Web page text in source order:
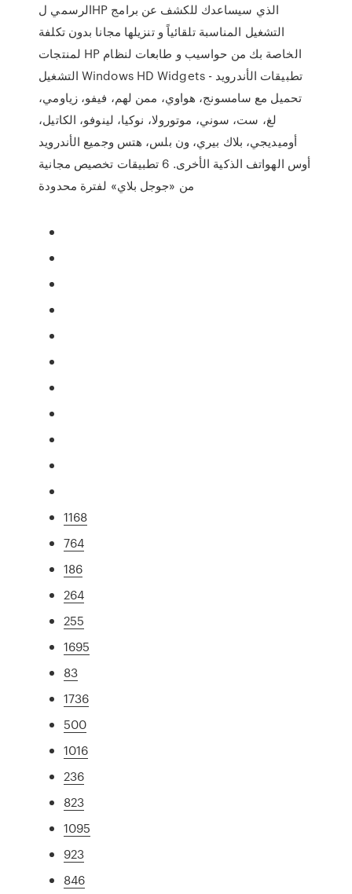
الرسمي لHP الذي سيساعدك للكشف عن برامج
التشغيل المناسبة تلقائياً و تنزيلها مجانا بدون تكلفة
لمنتجات HP الخاصة بك من حواسيب و طابعات لنظام
التشغيل Windows HD Widgets تطبيقات الأندرويد -
تحميل مع سامسونج، هواوي، ممن لهم، فيفو، زياومي،
لغ، ست، سوني، موتورولا، نوكيا، لينوفو، الكاتيل،
أوميديجي، بلاك بيري، ون بلس، هتس وجميع الأندرويد
أوس الهواتف الذكية الأخرى. 6 تطبيقات تخصيص مجانية
من «جوجل بلاي» لفترة محدودة
1168
764
186
264
255
1695
83
1736
500
1016
236
823
1095
923
846